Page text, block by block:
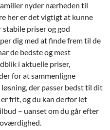
nyder nærheden til
her er det vigtigt at kunne
priser og god
dig med at finde frem til de
de bedste og mest
i aktuelle priser,
for at sammenligne
der passer bedst til dit
frit, og du kan derfor let
– uanset om du går efter